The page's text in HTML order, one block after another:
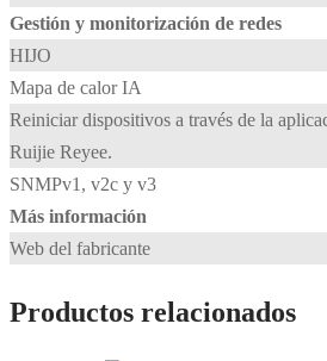
Gestión y monitorización de redes
HIJO
Mapa de calor IA
Reiniciar dispositivos a través de la
Ruijie Reyee.
SNMPv1, v2c y v3
Más información
Web del fabricante
Productos relacionados